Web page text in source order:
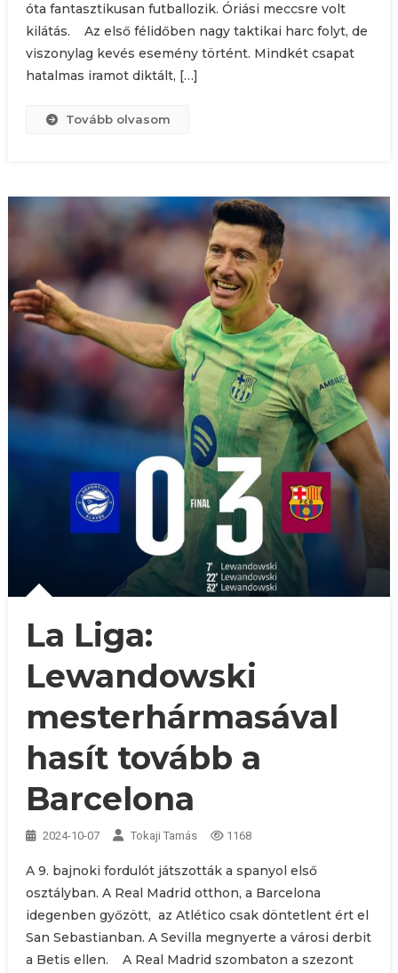
óta fantasztikusan futballozik. Óriási meccsre volt
kilátás. Az első félidőben nagy taktikai harc folyt, de
viszonylag kevés esemény történt. Mindkét csapat
hatalmas iramot diktált, […]
Tovább olvasom
La Liga:
Lewandowski
mesterhármasával
hasít tovább a
Barcelona
2024-10-07 Tokaji Tamás 1168
A 9. bajnoki fordulót játszották a spanyol első
osztályban. A Real Madrid otthon, a Barcelona
idegenben győzött, az Atlético csak döntetlent ért el
San Sebastianban. A Sevilla megnyerte a városi derbit
a Betis ellen. A Real Madrid szombaton a szezont